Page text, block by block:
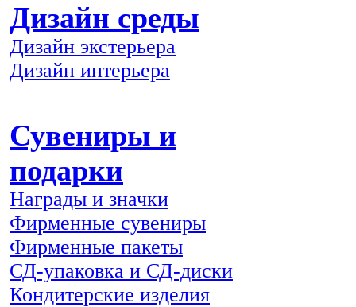
Дизайн среды
Дизайн экстерьера
Дизайн интерьера
Сувениры и
подарки
Награды и значки
Фирменные сувениры
Фирменные пакеты
СД-упаковка и СД-диски
Кондитерские изделия